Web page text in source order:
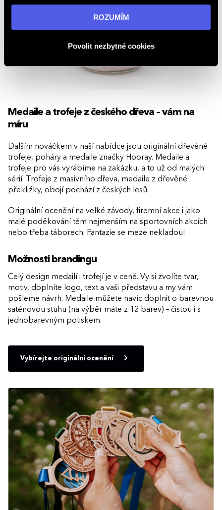
informací navštivte naši stránkuzásadách ochrany
ROZUMÍM
Povolit nezbytné cookies
Medaile a trofeje z českého dřeva – vám na
míru
Dalším nováčkem v naší nabídce jsou originální dřevěné
trofeje, poháry a medaile značky Hooray. Medaile a
trofeje pro vás vyrábíme na zakázku, a to už od malých
sérií. Trofeje z masivního dřeva, medaile z dřevěné
překližky, obojí pochází z českých lesů.
Originální ocenění na velké závody, firemní akce i jako
malé poděkování těm nejmenším na sportovních akcích
nebo třeba táborech. Fantazie se meze nekladou!
Možnosti brandingu
Celý design medailí i trofejí je v ceně. Vy si zvolíte tvar,
motiv, doplníte logo, text a vaši představu a my vám
pošleme návrh. Medaile můžete navíc doplnit o barevnou
saténovou stuhu (na výběr máte z 12 barev) – čistou i s
jednobarevným potiskem.
Vybírejte originální ocenění